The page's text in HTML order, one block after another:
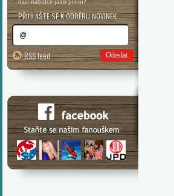
PŘIHLAŠTE SE K ODBĚRU NOVINEK
RSS feed Odeslat